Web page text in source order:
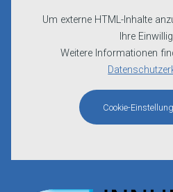
Um externe HTML-Inhalte
Ihre
Weitere Informationen
Cookie-